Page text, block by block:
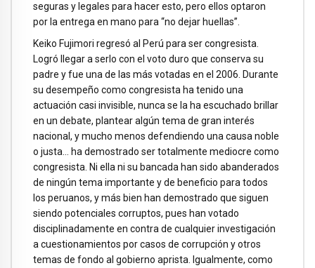
seguras y legales para hacer esto, pero ellos optaron
por la entrega en mano para “no dejar huellas”.
Keiko Fujimori regresó al Perú para ser congresista.
Logró llegar a serlo con el voto duro que conserva su
padre y fue una de las más votadas en el 2006. Durante
su desempeño como congresista ha tenido una
actuación casi invisible, nunca se la ha escuchado brillar
en un debate, plantear algún tema de gran interés
nacional, y mucho menos defendiendo una causa noble
o justa… ha demostrado ser totalmente mediocre como
congresista. Ni ella ni su bancada han sido abanderados
de ningún tema importante y de beneficio para todos
los peruanos, y más bien han demostrado que siguen
siendo potenciales corruptos, pues han votado
disciplinadamente en contra de cualquier investigación
a cuestionamientos por casos de corrupción y otros
temas de fondo al gobierno aprista. Igualmente, como